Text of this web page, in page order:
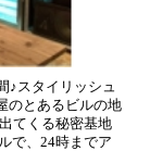
スタイリッシュ
のとあるビルの地
てくる秘密基地
で、24時までア